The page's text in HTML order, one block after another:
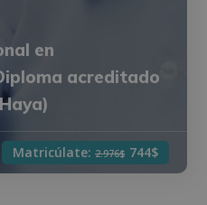
en
acreditado
Matricúlate: 2.976$ 744$